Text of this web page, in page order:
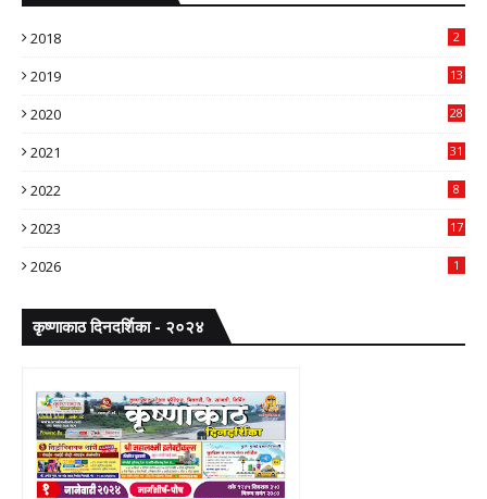
2018 2
2019 13
2020 28
2021 31
2022 8
2023 17
2026 1
कृष्णाकाठ दिनदर्शिका - २०२४